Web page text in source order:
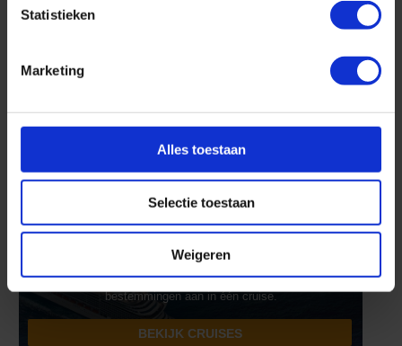
Statistieken
Marketing
Alles toestaan
Selectie toestaan
Weigeren
Geniet van de exclusieve routes van deze kleinschalige
Wereldcruise
Deze meerdaagse cruises varen verschillende geweldige
bestemmingen aan in één cruise.
BEKIJK CRUISES